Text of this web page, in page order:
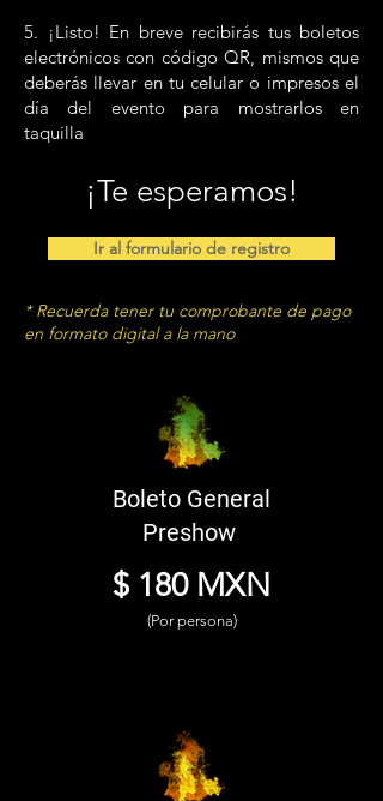
5. ¡Listo! En breve recibirás tus boletos
electrónicos con código QR, mismos que
deberás llevar en tu celular o impresos el
día del evento para mostrarlos en
taquilla
¡Te esperamos!
Ir al formulario de registro
* Recuerda tener tu comprobante de pago
en formato digital a la mano
Boleto General
Preshow
$ 180 MXN
(Por persona)